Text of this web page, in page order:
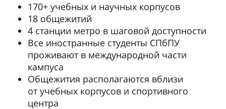
170+ учебных и научных корпусов
18 общежитий
4 станции метро в шаговой доступности
Все иностранные студенты СПбПУ
проживают в международной части
кампуса
Общежития располагаются вблизи
от учебных корпусов и спортивного
центра